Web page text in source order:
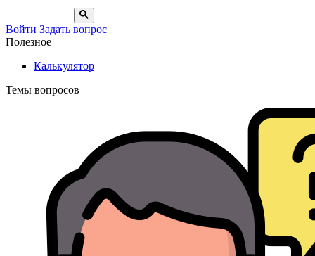
Войти Задать вопрос
Полезное
Калькулятор
Темы вопросов